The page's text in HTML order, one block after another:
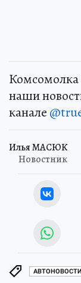
Комсомолка
наши
канале
Илья МАСЮК
Новостник
АВТОНОВОСТИ